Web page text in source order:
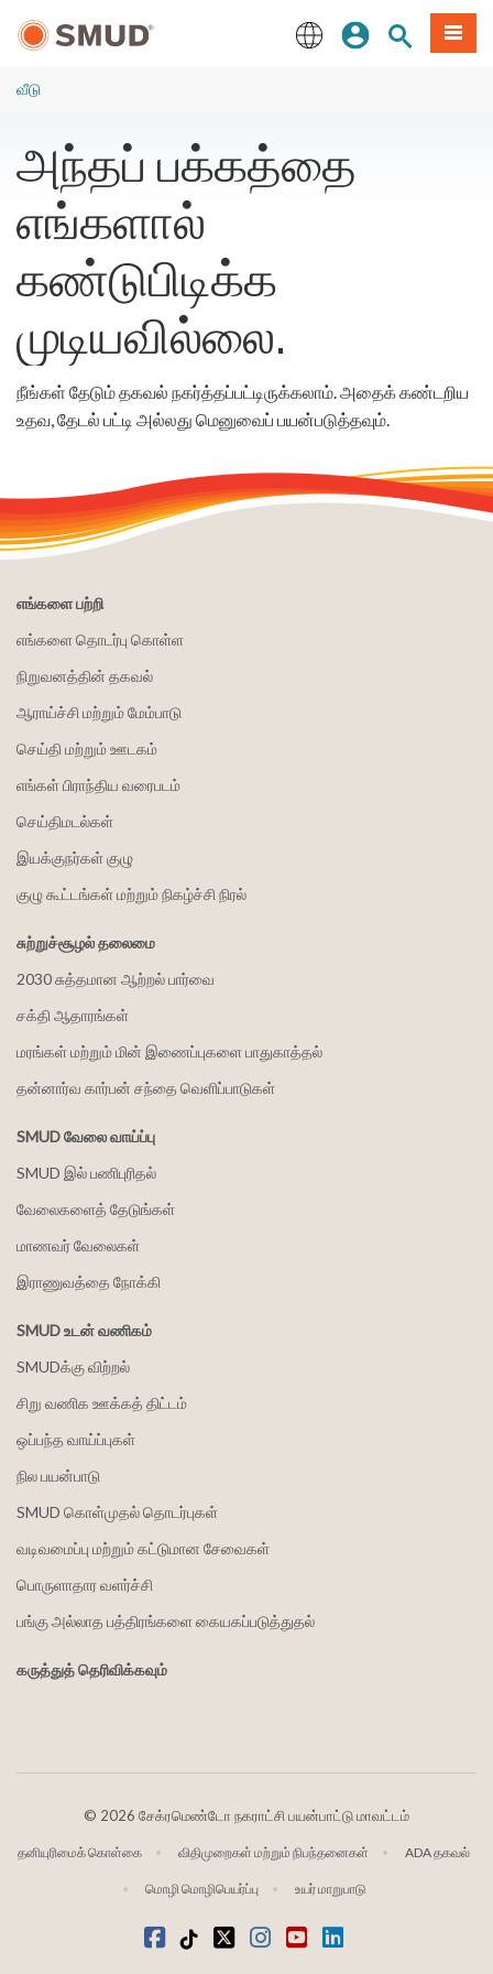
உள்ளடக்கத்திற்கு
உள்நுழையவும்
தளத் தேடல்
வீடு
அந்தப் பக்கத்தை
எங்களால்
கண்டுபிடிக்க
முடியவில்லை.
நீங்கள் தேடும் தகவல் நகர்த்தப்பட்டிருக்கலாம். அதைக் கண்டறிய
உதவ, தேடல் பட்டி அல்லது மெனுவைப் பயன்படுத்தவும்.
எங்களை பற்றி
எங்களை தொடர்பு கொள்ள
நிறுவனத்தின் தகவல்
ஆராய்ச்சி மற்றும் மேம்பாடு
செய்தி மற்றும் ஊடகம்
எங்கள் பிராந்திய வரைபடம்
செய்திமடல்கள்
இயக்குநர்கள் குழு
குழு கூட்டங்கள் மற்றும் நிகழ்ச்சி நிரல்
சுற்றுச்சூழல் தலைமை
2030 சுத்தமான ஆற்றல் பார்வை
சக்தி ஆதாரங்கள்
மரங்கள் மற்றும் மின் இணைப்புகளை பாதுகாத்தல்
தன்னார்வ கார்பன் சந்தை வெளிப்பாடுகள்
SMUD வேலை வாய்ப்பு
SMUD இல் பணிபுரிதல்
வேலைகளைத் தேடுங்கள்
மாணவர் வேலைகள்
இராணுவத்தை நோக்கி
SMUD உடன் வணிகம்
SMUDக்கு விற்றல்
சிறு வணிக ஊக்கத் திட்டம்
ஒப்பந்த வாய்ப்புகள்
நில பயன்பாடு
SMUD கொள்முதல் தொடர்புகள்
வடிவமைப்பு மற்றும் கட்டுமான சேவைகள்
பொருளாதார வளர்ச்சி
பங்கு அல்லாத பத்திரங்களை கையகப்படுத்துதல்
கருத்துத் தெரிவிக்கவும்
© 2026 சேக்ரமெண்டோ நகராட்சி பயன்பாட்டு மாவட்டம்
தனியுரிமைக் கொள்கை விதிமுறைகள் மற்றும் நிபந்தனைகள் ADA தகவல்
மொழி மொழிபெயர்ப்பு உயர் மாறுபாடு
முகநூல்
டிக்டோக்ட்விட்டர்Instagram
வலைஒளி
LinkedIn